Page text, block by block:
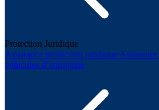
Protection Juridique
Assurance protection juridique
véhicules d’entreprise